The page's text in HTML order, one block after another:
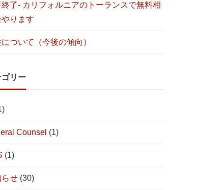
了- カリフォルニアのトーランスで無料相
ります
ついて（今後の傾向）
ゴリー
Counsel (1)
(1)
らせ (30)